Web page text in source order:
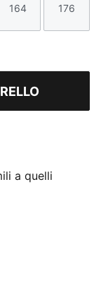
Taglia
164
Taglia
176
a quelli
25/26.
offrono il
in campo.
una